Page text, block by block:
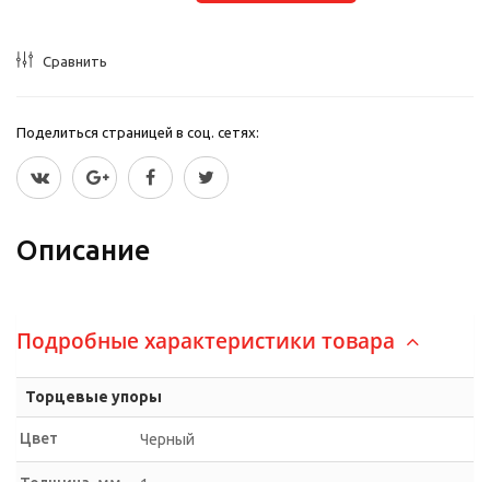
Сравнить
Поделиться страницей в соц. сетях:
Описание
Подробные характеристики товара
Торцевые упоры
Цвет Черный